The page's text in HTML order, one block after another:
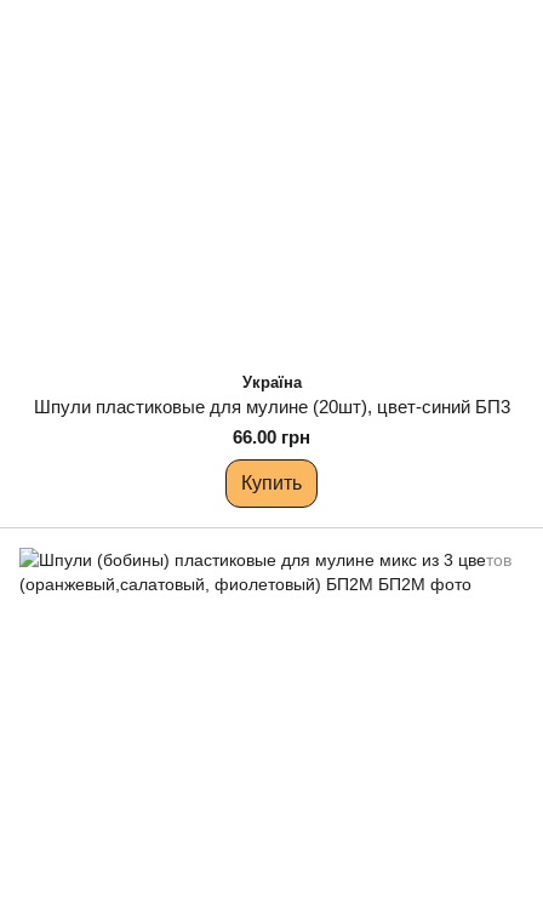
Україна
Шпули пластиковые для мулине (20шт), цвет-синий БП3
66.00 грн
Купить